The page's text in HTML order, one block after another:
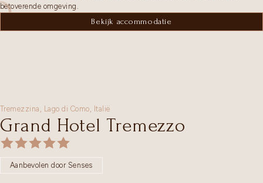
betoverende omgeving.
Bekijk accommodatie
Tremezzina, Lago di Como Italië
Grand Hotel Tremezzo
Aanbevolen door Senses